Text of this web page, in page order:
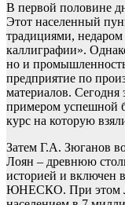
В первой половине
Этот населенный
традициями,
каллиграфии».
но и
предприятие по
материалов. Сегодня
примером успешной
курс на которую
Затем Г.А. Зюганов
Лоян – древнюю
историей и включен
ЮНЕСКО. При этом